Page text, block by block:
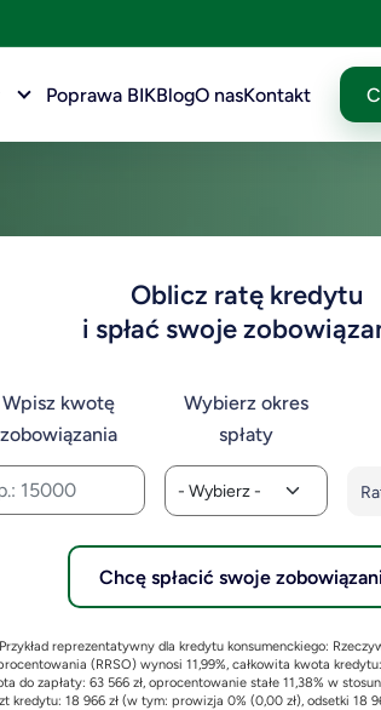
Poprawa BIKBlogO nasKontakt
Oblicz ratę kredytu
i spłać swoje
Wpisz kwotę
zobowiązania
Wybierz okres
spłaty
Chcę spłacić swoje
Przykład reprezentatywny dla kredytu konsumenckiego:
(RRSO) wynosi 11,99%, całkowita kwota
do zapłaty: 63 566 zł, oprocentowanie stałe 11,38% w
kredytu: 18 966 zł (w tym: prowizja 0% (0,00 zł), odsetki 18